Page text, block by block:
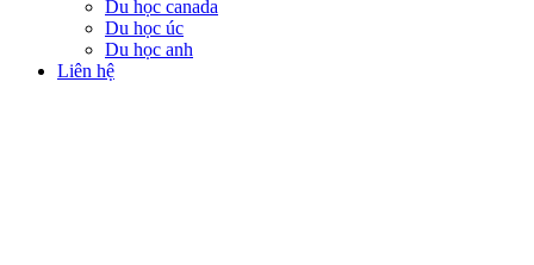
Du học canada
Du học úc
Du học anh
Liên hệ